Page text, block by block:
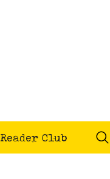
Club